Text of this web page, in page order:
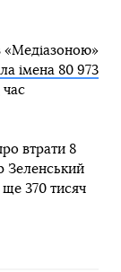
«Медіазоною»
імена 80 973
час
втрати 8
Зеленський
ще 370 тисяч